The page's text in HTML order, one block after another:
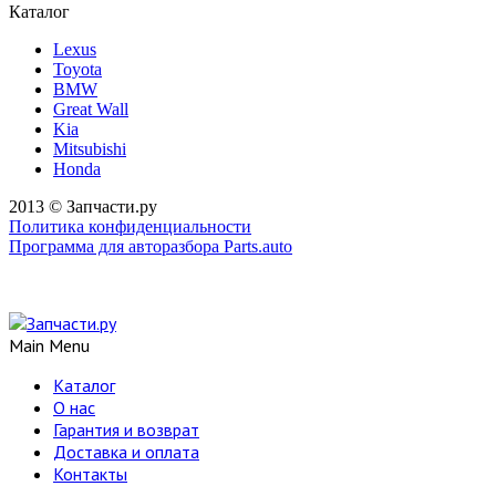
Каталог
Lexus
Toyota
BMW
Great Wall
Kia
Mitsubishi
Honda
2013 © Запчасти.ру
Политика конфиденциальности
Программа для авторазбора Parts.auto
Main Menu
Каталог
О нас
Гарантия и возврат
Доставка и оплата
Контакты